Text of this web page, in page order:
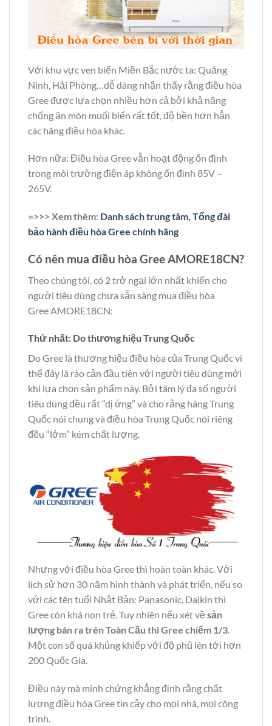
Với khu vực ven biển Miền Bắc nước ta: Quảng
Ninh, Hải Phòng…dễ dàng nhận thấy rằng điều hòa
Gree được lựa chọn nhiều hơn cả bởi khả năng
chống ăn mòn muối biển rất tốt, độ bền hơn hẳn
các hãng điều hòa khác.
Hơn nữa: Điều hòa Gree vẫn hoạt động ổn định
trong môi trường điện áp không ổn định 85V –
265V.
=>>> Xem thêm: Danh sách trung tâm, Tổng đài
bảo hành điều hòa Gree chính hãng
Có nên mua điều hòa Gree AMORE18CN?
Theo chúng tôi, có 2 trở ngại lớn nhất khiến cho
người tiêu dùng chưa sẵn sàng mua điều hòa
Gree AMORE18CN:
Thứ nhất: Do thương hiệu Trung Quốc
Do Gree là thương hiệu điều hòa của Trung Quốc vì
thế đây là rào cản đầu tiên với người tiêu dùng mới
khi lựa chọn sản phẩm này. Bởi tâm lý đa số người
tiêu dùng đều rất “dị ứng” và cho rằng hàng Trung
Quốc nói chung và điều hòa Trung Quốc nói riêng
đều “lởm” kém chất lượng.
Nhưng với điều hòa Gree thì hoàn toàn khác. Với
lịch sử hơn 30 năm hình thành và phát triển, nếu so
với các tên tuổi Nhật Bản: Panasonic, Daikin thì
Gree còn khá non trẻ. Tuy nhiên nếu xét về sản
lượng bán ra trên Toàn Cầu thì Gree chiếm 1/3.
Một con số quá khủng khiếp với độ phủ lên tới hơn
200 Quốc Gia.
Điều này mà minh chứng khẳng định rằng chất
lượng điều hòa Gree tin cậy cho mọi nhà, mọi công
trình.